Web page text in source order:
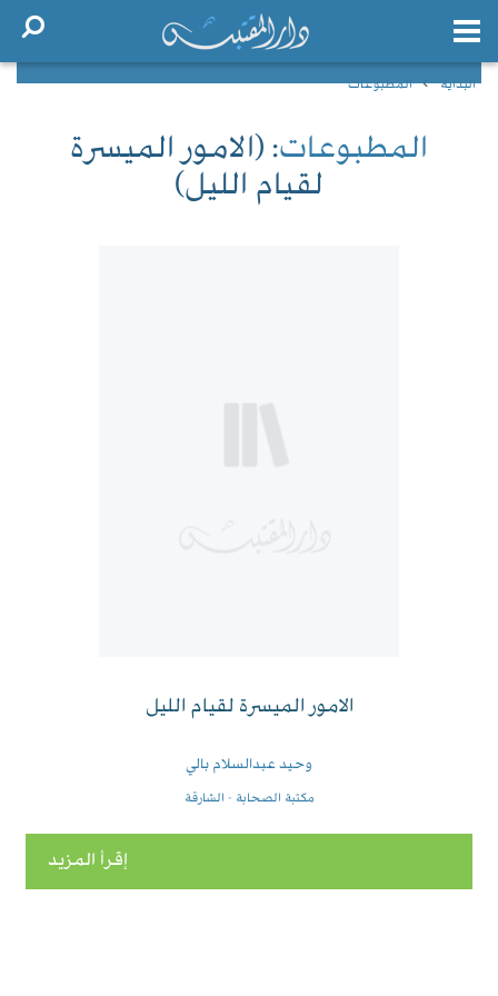
البداية المطبوعات
المطبوعات: (الامور الميسرة
لقيام الليل)
الامور الميسرة لقيام الليل
وحيد عبدالسلام بالي
مكتبة الصحابة - الشارقة
إقرأ المزيد